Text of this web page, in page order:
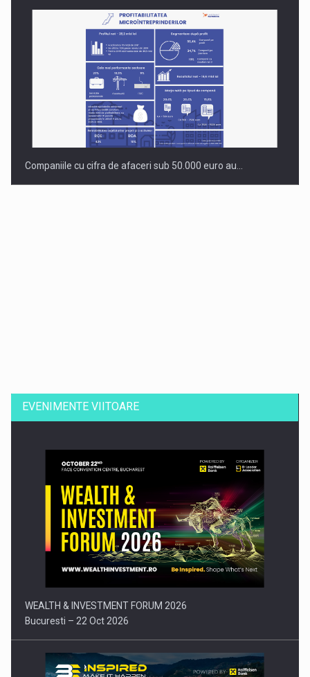
Companiile cu cifra de afaceri sub 50.000 euro au…
Comunicat de presa: Joburile part-time reincep sa intre pe…
EVENIMENTE VIITOARE
WEALTH & INVESTMENT FORUM 2026
Bucuresti – 22 Oct 2026